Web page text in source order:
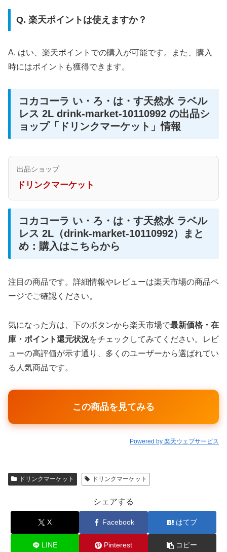
Q. 楽天ポイントは使えますか？
A. はい、楽天ポイントでの購入が可能です。また、購入
時にはポイントも獲得できます。
コカコーラ い・ろ・は・す天然水 ラベル
レス 2L drink-market-10110992 の出品シ
ョップ「ドリンクマーケット」情報
出品ショップ
ドリンクマーケット
コカコーラ い・ろ・は・す天然水 ラベル
レス 2L（drink-market-10110992）まと
め：購入はこちらから
注目の商品です。詳細情報やレビューは楽天市場の商品ペ
ージでご確認ください。
気になった方は、下のボタンから楽天市場で最新価格・在
庫・ポイント還元状況をチェックしてみてください。レビ
ューの高評価が示す通り、多くのユーザーから選ばれてい
る人気商品です。
この商品を見てみる
Powered by 楽天ウェブサービス
ドリンクマーケット ドリンクマーケット
シェアする
X Facebook はてブ
LINE Pinterest コピー